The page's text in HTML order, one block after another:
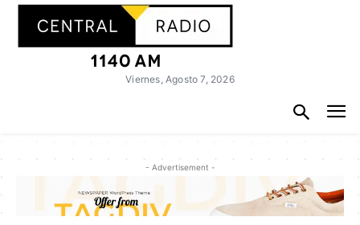
Viernes, Agosto 7, 2026
- Advertisement -